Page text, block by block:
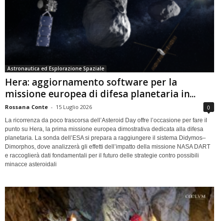
Astronautica ed Esplorazione Spaziale
Hera: aggiornamento software per la
missione europea di difesa planetaria in...
Rossana Conte - 15 Luglio 2026 0
La ricorrenza da poco trascorsa dell’Asteroid Day offre l’occasione per fare il
punto su Hera, la prima missione europea dimostrativa dedicata alla difesa
planetaria. La sonda dell’ESA si prepara a raggiungere il sistema Didymos–
Dimorphos, dove analizzerà gli effetti dell’impatto della missione NASA DART
e raccoglierà dati fondamentali per il futuro delle strategie contro possibili
minacce asteroidali